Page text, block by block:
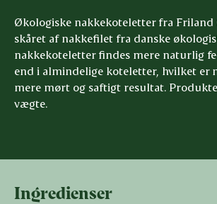
Økologiske nakkekoteletter fra
skåret af nakkefilet fra danske
nakkekoteletter findes mere naturlig
end i almindelige koteletter, hvilket er
mere mørt og saftigt resultat.
vægte.
Ingredienser